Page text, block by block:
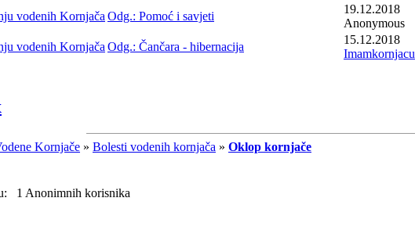
vodenih Kornjača Odg.: Pomoć i savjeti
19.12.2018
Anonymous
vodenih Kornjača Odg.: Čančara - hibernacija
15.12.2018
Imamkornjacu
Kornjače » Bolesti vodenih kornjača » Oklop kornjače
1 Anonimnih korisnika